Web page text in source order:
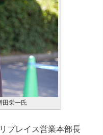
田栄一氏
プレイス営業本部長